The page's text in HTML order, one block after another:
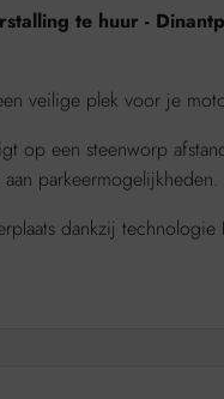
te huur -
veilige plek voor je
op een steenworp
parkeermogelijkheden.
dankzij technologie